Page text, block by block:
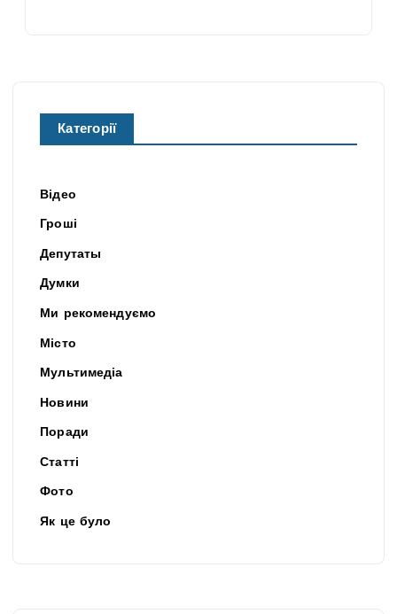
Категорії
Відео
Гроші
Депутаты
Думки
Ми рекомендуємо
Місто
Мультимедіа
Новини
Поради
Статті
Фото
Як це було